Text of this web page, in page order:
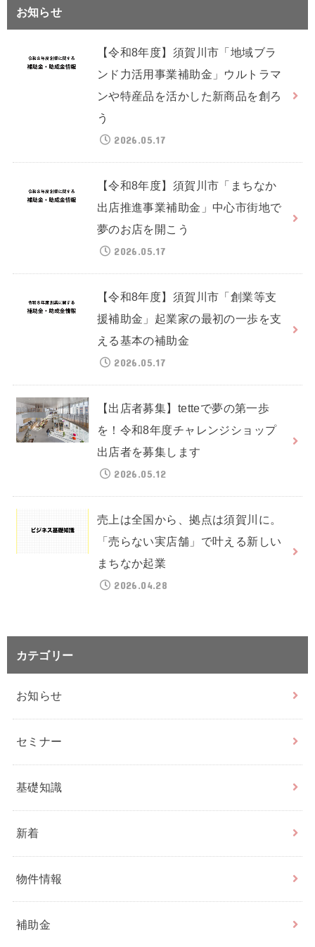
お知らせ
【令和8年度】須賀川市「地域ブラ
ンド力活用事業補助金」ウルトラマ
ンや特産品を活かした新商品を創ろ
う
2026.05.17
【令和8年度】須賀川市「まちなか
出店推進事業補助金」中心市街地で
夢のお店を開こう
2026.05.17
【令和8年度】須賀川市「創業等支
援補助金」起業家の最初の一歩を支
える基本の補助金
2026.05.17
【出店者募集】tetteで夢の第一歩
を！令和8年度チャレンジショップ
出店者を募集します
2026.05.12
売上は全国から、拠点は須賀川に。
「売らない実店舗」で叶える新しい
まちなか起業
2026.04.28
カテゴリー
お知らせ
セミナー
基礎知識
新着
物件情報
補助金